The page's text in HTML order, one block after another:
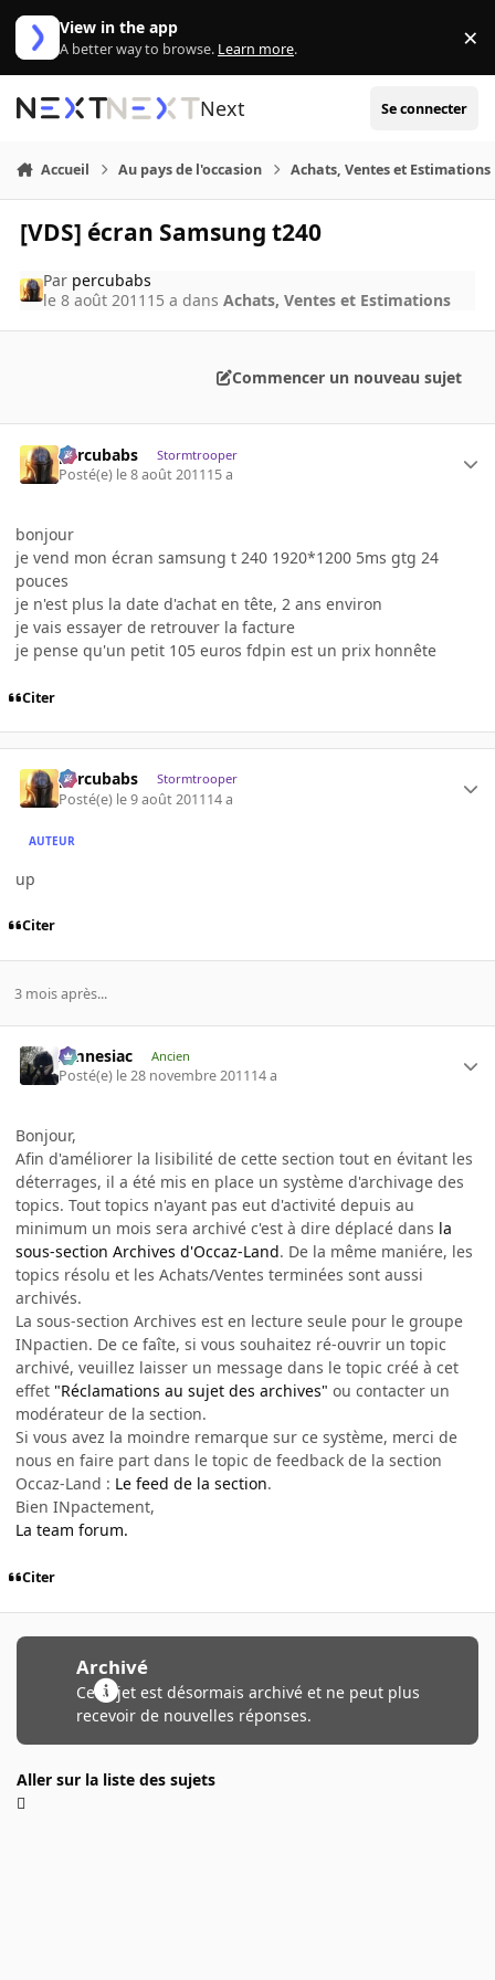
Aller au contenu
View in the app
A better way to browse. Learn more. ×
Next Se connecter
Accueil Au pays de l'occasion Achats, Ventes et Estimations
[VDS] écran Samsung t240
Par percubabs
le 8 août 2011 15 a dansAchats, Ventes et Estimations
Commencer un nouveau sujet
percubabs Stormtrooper
Posté(e) le 8 août 201115 a
bonjour
je vend mon écran samsung t 240 1920*1200 5ms gtg 24
pouces
je n'est plus la date d'achat en tête, 2 ans environ
je vais essayer de retrouver la facture
je pense qu'un petit 105 euros fdpin est un prix honnête
Citer
percubabs Stormtrooper
Posté(e) le 9 août 201114 a
AUTEUR
up
Citer
3 mois après...
Amnesiac Ancien
Posté(e) le 28 novembre 201114 a
Bonjour,
Afin d'améliorer la lisibilité de cette section tout en évitant les
déterrages, il a été mis en place un système d'archivage des
topics. Tout topics n'ayant pas eut d'activité depuis au
minimum un mois sera archivé c'est à dire déplacé dans la
sous-section Archives d'Occaz-Land. De la même maniére, les
topics résolu et les Achats/Ventes terminées sont aussi
archivés.
La sous-section Archives est en lecture seule pour le groupe
INpactien. De ce faîte, si vous souhaitez ré-ouvrir un topic
archivé, veuillez laisser un message dans le topic créé à cet
effet "Réclamations au sujet des archives" ou contacter un
modérateur de la section.
Si vous avez la moindre remarque sur ce système, merci de
nous en faire part dans le topic de feedback de la section
Occaz-Land : Le feed de la section.
Bien INpactement,
La team forum.
Citer
Archivé
Ce sujet est désormais archivé et ne peut plus
recevoir de nouvelles réponses.
Aller sur la liste des sujets